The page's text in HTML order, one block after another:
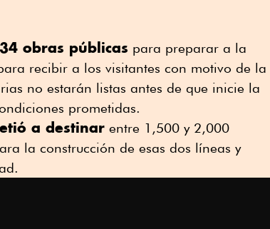
obras públicas para preparar a la
recibir a los visitantes con motivo de la
no estarán listas antes de que inicie la
prometidas.
a destinar entre 1,500 y 2,000
la construcción de esas dos líneas y